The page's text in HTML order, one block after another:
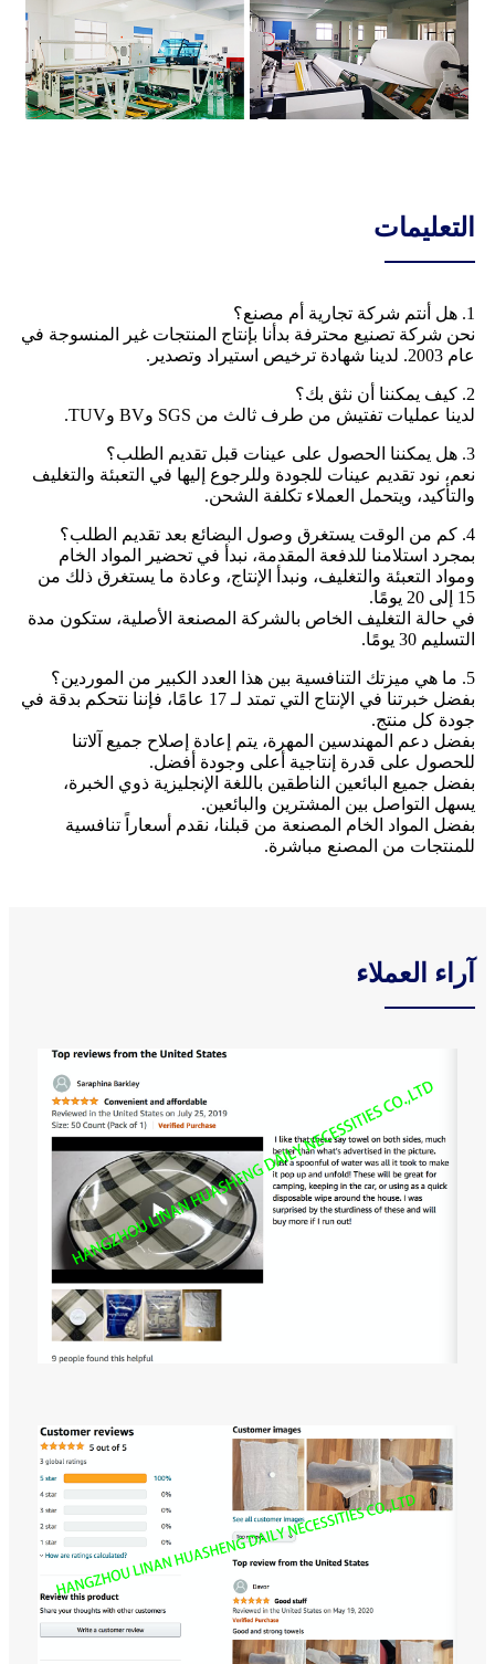
التعليمات
1. هل أنتم شركة تجارية أم مصنع؟
نحن شركة تصنيع محترفة بدأنا بإنتاج المنتجات غير المنسوجة في
عام 2003. لدينا شهادة ترخيص استيراد وتصدير.
2. كيف يمكننا أن نثق بك؟
لدينا عمليات تفتيش من طرف ثالث من SGS وBV وTUV.
3. هل يمكننا الحصول على عينات قبل تقديم الطلب؟
نعم، نود تقديم عينات للجودة وللرجوع إليها في التعبئة والتغليف
والتأكيد، ويتحمل العملاء تكلفة الشحن.
4. كم من الوقت يستغرق وصول البضائع بعد تقديم الطلب؟
بمجرد استلامنا للدفعة المقدمة، نبدأ في تحضير المواد الخام
ومواد التعبئة والتغليف، ونبدأ الإنتاج، وعادة ما يستغرق ذلك من
15 إلى 20 يومًا.
في حالة التغليف الخاص بالشركة المصنعة الأصلية، ستكون مدة
التسليم 30 يومًا.
5. ما هي ميزتك التنافسية بين هذا العدد الكبير من الموردين؟
بفضل خبرتنا في الإنتاج التي تمتد لـ 17 عامًا، فإننا نتحكم بدقة في
جودة كل منتج.
بفضل دعم المهندسين المهرة، يتم إعادة إصلاح جميع آلاتنا
للحصول على قدرة إنتاجية أعلى وجودة أفضل.
بفضل جميع البائعين الناطقين باللغة الإنجليزية ذوي الخبرة،
يسهل التواصل بين المشترين والبائعين.
بفضل المواد الخام المصنعة من قبلنا، نقدم أسعاراً تنافسية
للمنتجات من المصنع مباشرة.
آراء العملاء